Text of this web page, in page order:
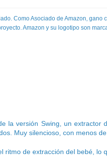
Como Asociado de Amazon,
Amazon y su logotipo son
la versión Swing, un
Muy silencioso, con menos
ritmo de extracción del bebé, lo